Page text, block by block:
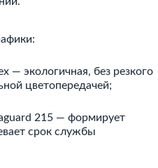
— экологичная, без резкого
цветопередачей;
215 — формирует
срок службы